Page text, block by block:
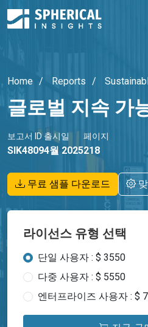
Home Reports
글로벌 지속 가
보고서 ID
SIK4809
출시일
4월 2025
페이지
218
무료 샘플 다운로드 맞
라이선스 유형 선택
단일 사용자 : $ 3550
다중 사용자 : $ 5550
엔터프라이즈 사용자 : $